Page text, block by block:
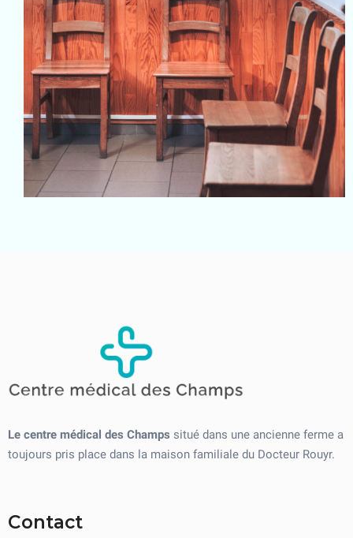
Le centre médical des Champs situé dans une ancienne ferme a
toujours pris place dans la maison familiale du Docteur Rouyr.
Contact